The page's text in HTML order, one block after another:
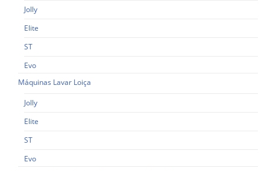
Jolly
Elite
ST
Evo
Máquinas Lavar Loiça
Jolly
Elite
ST
Evo